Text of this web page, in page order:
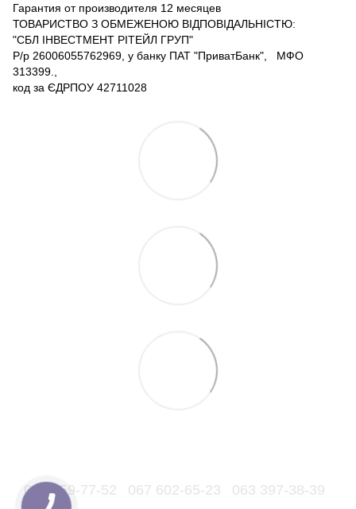
Гарантия от производителя 12 месяцев
ТОВАРИСТВО З ОБМЕЖЕНОЮ ВІДПОВІДАЛЬНІСТЮ:
"СБЛ ІНВЕСТМЕНТ РІТЕЙЛ ГРУП"
Р/р 26006055762969, у банку ПАТ "ПриватБанк", МФО
313399.,
код за ЄДРПОУ 42711028
066 559-77-52 067 602-65-23 063 397-38-39